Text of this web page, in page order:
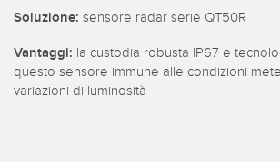
wireless
Soluzione: sensore radar serie QT50R
Vantaggi: la custodia robusta IP67 e
questo sensore immune alle condizioni
variazioni di luminosità